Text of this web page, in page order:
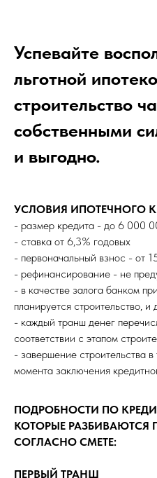
Успевайте
льготной
строительство
собственными
и выгодно.
УСЛОВИЯ ИПОТЕЧНОГО
- размер кредита - до 6 000
- ставка от 6,3% годовых
- первоначальный взнос - от
- рефинансирование - не
- в качестве залога банком
планируется строительство,
- каждый транш денег
соответствии с этапом
- завершение строительства
момента заключения
ПОДРОБНОСТИ ПО
КОТОРЫЕ РАЗБИВАЮТСЯ
СОГЛАСНО СМЕТЕ:
ПЕРВЫЙ ТРАНШ